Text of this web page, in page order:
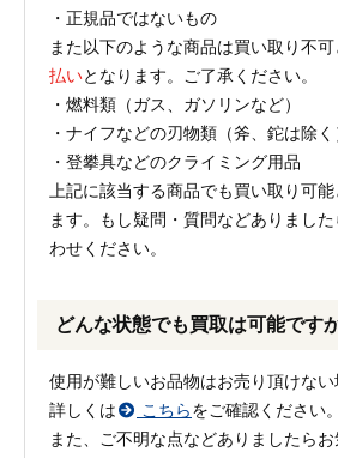
・正規品ではないもの
また以下のような商品は買い取り不
払いとなります。ご了承ください。
・燃料類（ガス、ガソリンなど）
・ナイフなどの刃物類（斧、鉈は除く
・登攀具などのクライミング用品
上記に該当する商品でも買い取り可
ます。もし疑問・質問などありまし
わせください。
どんな状態でも買取は可能です
使用が難しいお品物はお売り頂けない
詳しくは
こちら をご確認ください。
また、ご不明な点などありましたら